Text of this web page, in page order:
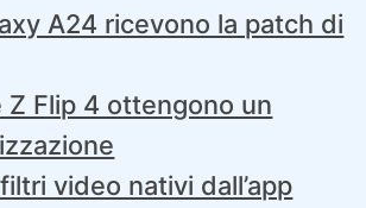
A24 ricevono la patch di
Z Flip 4 ottengono un
video nativi dall’app